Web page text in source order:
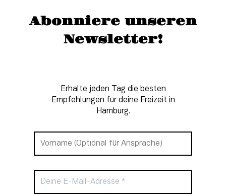
Abonniere unseren
Newsletter!
Erhalte jeden Tag die besten
Empfehlungen für deine Freizeit in
Hamburg.